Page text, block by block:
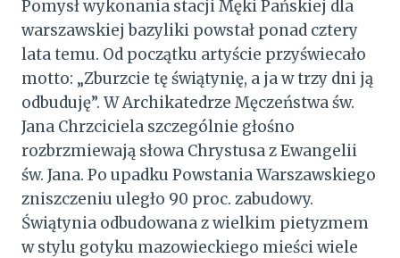
Pomysł wykonania stacji Męki Pańskiej dla
warszawskiej bazyliki powstał ponad cztery
lata temu. Od początku artyście przyświecało
motto: „Zburzcie tę świątynię, a ja w trzy dni ją
odbuduję”. W Archikatedrze Męczeństwa św.
Jana Chrzciciela szczególnie głośno
rozbrzmiewają słowa Chrystusa z Ewangelii
św. Jana. Po upadku Powstania Warszawskiego
zniszczeniu uległo 90 proc. zabudowy.
Świątynia odbudowana z wielkim pietyzmem
w stylu gotyku mazowieckiego mieści wiele